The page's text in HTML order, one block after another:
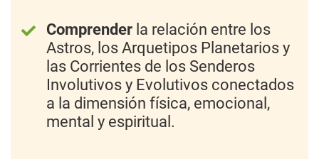
Comprender la relación entre los
Astros, los Arquetipos Planetarios y
las Corrientes de los Senderos
Involutivos y Evolutivos conectados
a la dimensión física, emocional,
mental y espiritual.